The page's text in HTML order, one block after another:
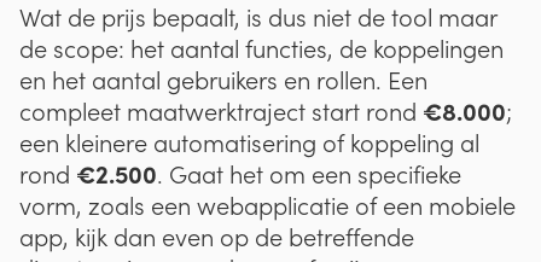
Wat de prijs bepaalt, is dus niet de tool maar
de scope: het aantal functies, de koppelingen
en het aantal gebruikers en rollen. Een
compleet maatwerktraject start rond €8.000;
een kleinere automatisering of koppeling al
rond €2.500. Gaat het om een specifieke
vorm, zoals een webapplicatie of een mobiele
app, kijk dan even op de betreffende